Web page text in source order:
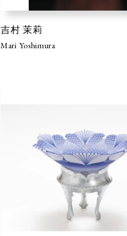
吉村 茉莉
Mari Yoshimura